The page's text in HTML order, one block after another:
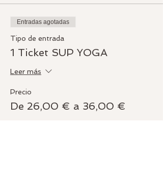
Entradas agotadas
Tipo de entrada
1 Ticket SUP YOGA
Leer más
Precio
De 26,00 € a 36,00 €